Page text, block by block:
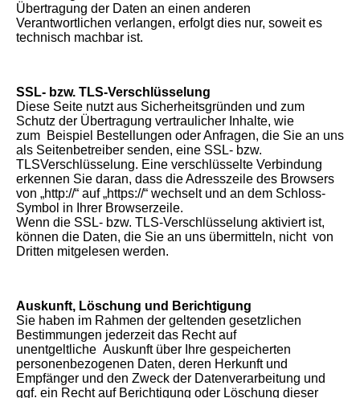
Übertragung der Daten an einen anderen
Verantwortlichen verlangen, erfolgt dies nur, soweit es
technisch machbar ist.
SSL- bzw. TLS-Verschlüsselung
Diese Seite nutzt aus Sicherheitsgründen und zum
Schutz der Übertragung vertraulicher Inhalte, wie
zum Beispiel Bestellungen oder Anfragen, die Sie an uns
als Seitenbetreiber senden, eine SSL- bzw.
TLSVerschlüsselung. Eine verschlüsselte Verbindung
erkennen Sie daran, dass die Adresszeile des Browsers
von „http://“ auf „https://“ wechselt und an dem Schloss-
Symbol in Ihrer Browserzeile.
Wenn die SSL- bzw. TLS-Verschlüsselung aktiviert ist,
können die Daten, die Sie an uns übermitteln, nicht von
Dritten mitgelesen werden.
Auskunft, Löschung und Berichtigung
Sie haben im Rahmen der geltenden gesetzlichen
Bestimmungen jederzeit das Recht auf
unentgeltliche Auskunft über Ihre gespeicherten
personenbezogenen Daten, deren Herkunft und
Empfänger und den Zweck der Datenverarbeitung und
ggf. ein Recht auf Berichtigung oder Löschung dieser